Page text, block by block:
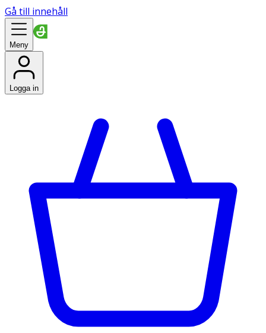
Gå till innehåll
Meny
Logga in